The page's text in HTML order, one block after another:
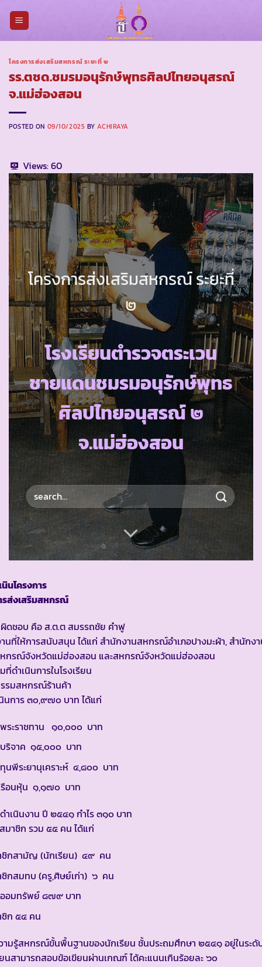
โครงการส่งเสริมสหกรณ์ ระยะที่ ๒
รร.ตชด.ชมรมอนุรักษ์พุทธศิลปไทยอนุสรณ์
จ.แม่ฮ่องสอน
POSTED ON 09/10/2025 BYACHIRAYA
Views:60
โครงการส่งเสริมสหกรณ์ ระยะที่
๒
โรงเรียนตำรวจตระเวน
ชายแดนชมรมอนุรักษ์พุทธ
ศิลปไทยอนุสรณ์ ๒
จ.แม่ฮ่องสอน
นโครงการ
รส่งเสริมสหกรณ์
ดชอบ คือ ส.ต.ต สมรรถชัย คำฟู
นที่ให้การสนับสนุน ได้แก่ สำนักงานสหกรณ์อำเภอปางมะผ้า, สำนักง
รณ์จังหวัดแม่ฮ่องสอน และสหกรณ์จังหวัดแม่ฮ่องสอน
ที่ดำเนินการในโรงเรียน
รมสหกรณ์ร้านค้า
นการ ๓๐,๙๗๐ บาท ได้แก่
ระราชทาน ๑๐,๐๐๐ บาท
ริจาค ๑๕,๐๐๐ บาท
นพีระยานุเคราะห์ ๔,๘๐๐ บาท
รือนหุ้น ๑,๑๗๐ บาท
ำเนินงาน ปี ๒๕๔๑ กำไร ๓๑๐ บาท
มาชิก รวม ๕๕ คน ได้แก่
ชิกสามัญ (นักเรียน) ๔๙ คน
กสมทบ (ครู,ศิษย์เก่า) ๖ คน
อมทรัพย์ ๘๗๙ บาท
ก ๕๔ คน
ามรู้สหกรณ์ขั้นพื้นฐานของนักเรียน ชั้นประถมศึกษา ๒๕๔๑ อยู่ในระดั
นสามารถสอบข้อเขียนผ่านเกณฑ์ ได้คะแนนเกินร้อยละ ๖๐